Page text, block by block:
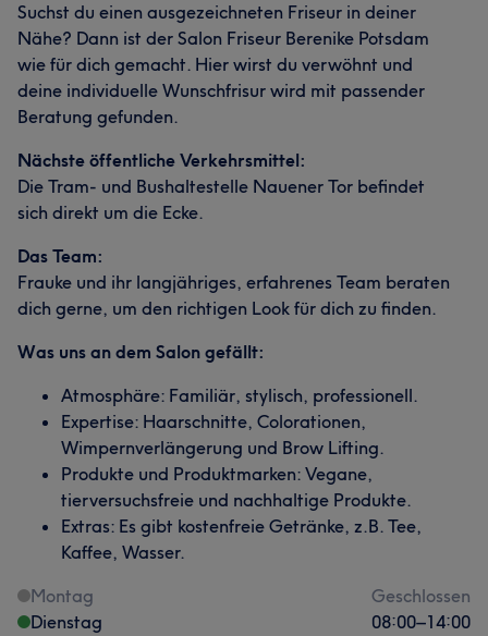
Suchst du einen ausgezeichneten Friseur in deiner
Nähe? Dann ist der Salon Friseur Berenike Potsdam
wie für dich gemacht. Hier wirst du verwöhnt und
deine individuelle Wunschfrisur wird mit passender
Beratung gefunden.
Nächste öffentliche Verkehrsmittel:
Die Tram- und Bushaltestelle Nauener Tor befindet
sich direkt um die Ecke.
Das Team:
Frauke und ihr langjähriges, erfahrenes Team beraten
dich gerne, um den richtigen Look für dich zu finden.
Was uns an dem Salon gefällt:
Atmosphäre: Familiär, stylisch, professionell.
Expertise: Haarschnitte, Colorationen,
Wimpernverlängerung und Brow Lifting.
Produkte und Produktmarken: Vegane,
tierversuchsfreie und nachhaltige Produkte.
Extras: Es gibt kostenfreie Getränke, z.B. Tee,
Kaffee, Wasser.
Montag
Geschlossen
Dienstag
08:00–14:00